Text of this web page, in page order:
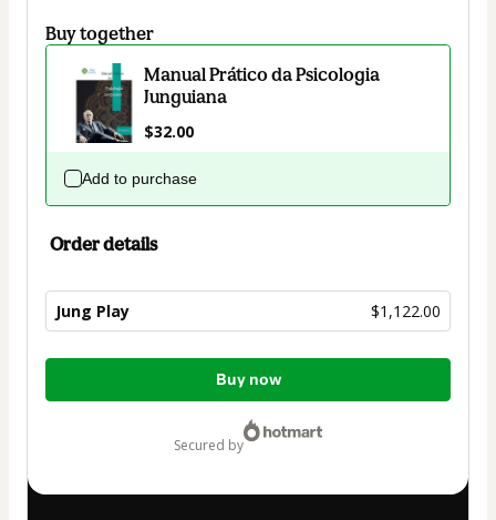
Buy together
Manual Prático da Psicologia
Junguiana
$32.00
Add to purchase
Order details
Jung Play $1,122.00
Total
Buy now
secured by